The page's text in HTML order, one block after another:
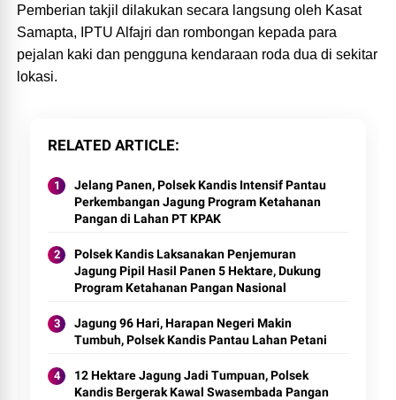
Pemberian takjil dilakukan secara langsung oleh Kasat
Samapta, IPTU Alfajri dan rombongan kepada para
pejalan kaki dan pengguna kendaraan roda dua di sekitar
lokasi.
RELATED ARTICLE
Jelang Panen, Polsek Kandis Intensif Pantau
Perkembangan Jagung Program Ketahanan
Pangan di Lahan PT KPAK
Polsek Kandis Laksanakan Penjemuran
Jagung Pipil Hasil Panen 5 Hektare, Dukung
Program Ketahanan Pangan Nasional
Jagung 96 Hari, Harapan Negeri Makin
Tumbuh, Polsek Kandis Pantau Lahan Petani
12 Hektare Jagung Jadi Tumpuan, Polsek
Kandis Bergerak Kawal Swasembada Pangan